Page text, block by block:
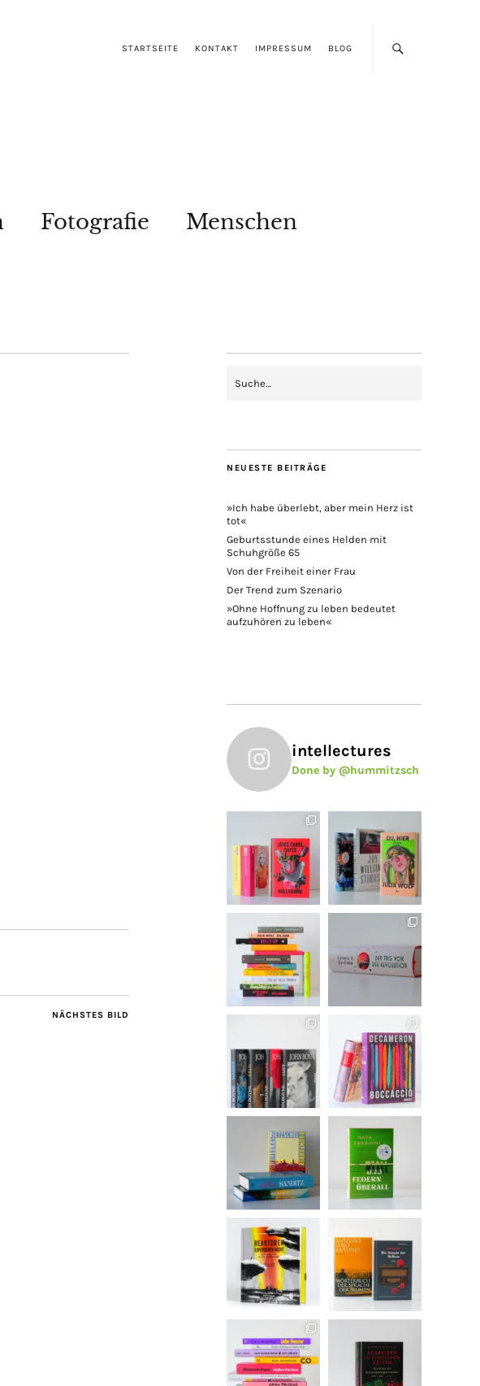
STARTSEITE KONTAKT IMPRESSUM BLOG
Fotografie Menschen
NÄCHSTES BILD
NEUESTE BEITRÄGE
»Ich habe überlebt, aber mein Herz ist
tot«
Geburtsstunde eines Helden mit
Schuhgröße 65
Von der Freiheit einer Frau
Der Trend zum Szenario
»Ohne Hoffnung zu leben bedeutet
aufzuhören zu leben«
intellectures
Done by @hummitzsch